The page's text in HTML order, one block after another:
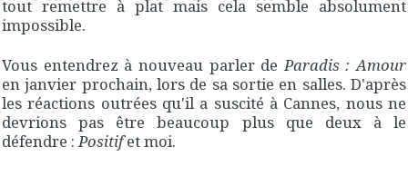
tout remettre à plat mais cela semble absolument
impossible.
Vous entendrez à nouveau parler de Paradis : Amour
en janvier prochain, lors de sa sortie en salles. D'après
les réactions outrées qu'il a suscité à Cannes, nous ne
devrions pas être beaucoup plus que deux à le
défendre : Positifet moi.